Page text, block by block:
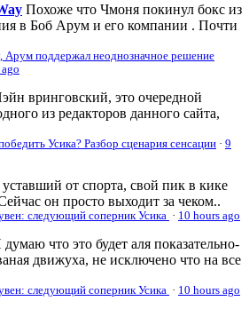
Похоже что Чмоня покинул бокс из
в Боб Арум и его компании . Почти
Арум поддержал неоднозначное решение
вринговский, это очередной
из редакторов данного сайта,
Усика? Разбор сценария сенсации · 9
от спорта, свой пик в кике
он просто выходит за чеком..
следующий соперник Усика · 10 hours ago
думаю что это будет аля показательно-
движуха, не исключено что на все
следующий соперник Усика · 10 hours ago